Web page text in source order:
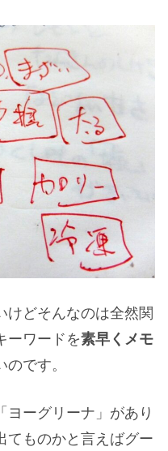
けどそんなのは全然関
ーワードを素早くメモ
です。
ヨーグリーナ」があり
てものかと言えばグー